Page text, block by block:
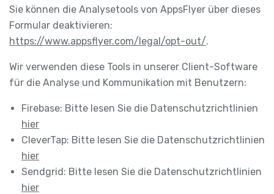
Sie können die Analysetools von AppsFlyer über dieses
Formular deaktivieren:
https://www.appsflyer.com/legal/opt-out/.
Wir verwenden diese Tools in unserer Client-Software
für die Analyse und Kommunikation mit Benutzern:
Firebase: Bitte lesen Sie die Datenschutzrichtlinien
hier
CleverTap: Bitte lesen Sie die Datenschutzrichtlinien
hier
Sendgrid: Bitte lesen Sie die Datenschutzrichtlinien
hier